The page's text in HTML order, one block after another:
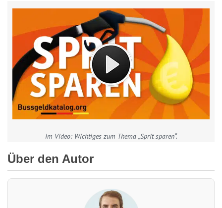
Im Video: Wichtiges zum Thema „Sprit sparen“.
Über den Autor